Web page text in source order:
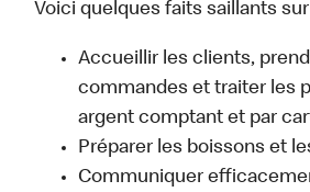
Voici quelques faits saillants
Accueillir les clients,
commandes et traiter les
argent comptant et par
Préparer les boissons et
Communiquer